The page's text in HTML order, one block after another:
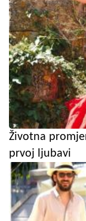
Životna
prvoj ljubavi